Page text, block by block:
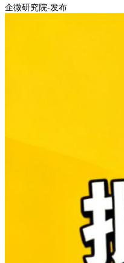
企微研究院-发布